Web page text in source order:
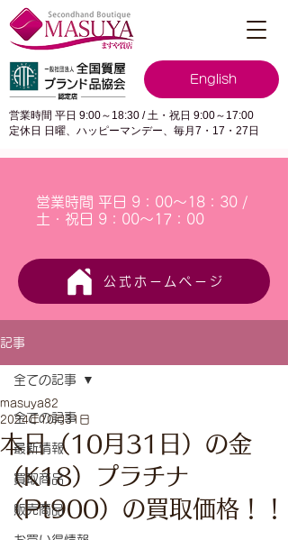
English
営業時間 平日 9:00～18:30 / 土・祝日 9:00～17:00
定休日 日曜、ハッピーマンデー、毎月7・17・27日
営業時間 平日 9：00～18：30 /
土・祝日 9：00～17：00
公式ホームページ
記事
全ての記事
最新情報
買取商品
販売商品
全ての記事
本日（10月31日）の金
（K18）プラチナ
（Pt900）の買取価格！！
masuya82
2024年10月31日